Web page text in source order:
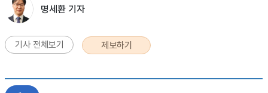
명세환 기자
기사 전체보기 제보하기